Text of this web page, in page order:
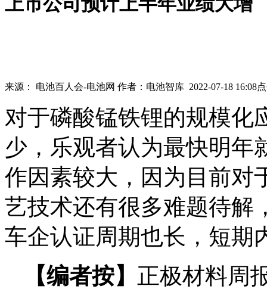
来源： 电池百人会-电池网 作者： 电池智库 2022-07-18 16:08
对于磷酸锰铁锂的规模化
少，乐观者认为最快明年
作因素较大，因为目前对
艺技术还有很多难题待解
车企认证周期也长，短期
【编者按】 正极材料周